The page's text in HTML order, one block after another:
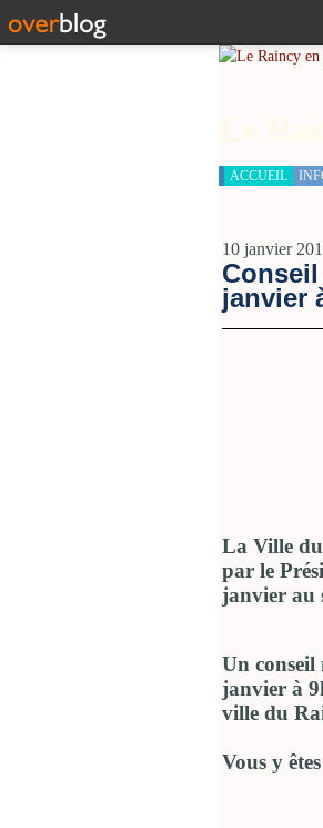
ACCUEIL
10 janvier
janvier
La Ville du
par le
janvier au
Un
janvier à
ville du
Vous y